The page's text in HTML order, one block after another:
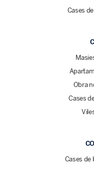
Cases
Obra
Cases
Cases de